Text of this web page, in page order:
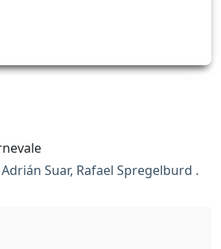
Suar, Rafael Spregelburd .